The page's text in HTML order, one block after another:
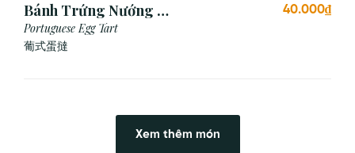
Bánh Trứng Nướng Bồ
Đào Nha (2 Cái)
Portuguese Egg Tart
葡式蛋撻
40.000₫
Xem thêm món